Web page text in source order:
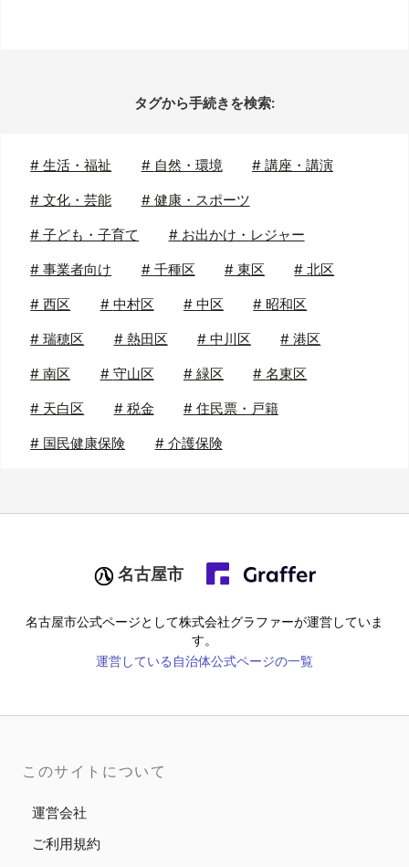
タグから手続きを検索:
#生活・福祉 # 自然・環境 # 講座・講演
#文化・芸能 # 健康・スポーツ
#子ども・子育て # お出かけ・レジャー
#事業者向け # 千種区 # 東区 #北区
#西区 # 中村区 # 中区 # 昭和区
#瑞穂区 # 熱田区 # 中川区 #港区
#南区 # 守山区 # 緑区 #名東区
# 天白区 # 税金 # 住民票・戸籍
# 国民健康保険 # 介護保険
名古屋市
名古屋市公式ページとして株式会社グラファーが運営していま
す。
運営している自治体公式ページの一覧
このサイトについて
運営会社
ご利用規約